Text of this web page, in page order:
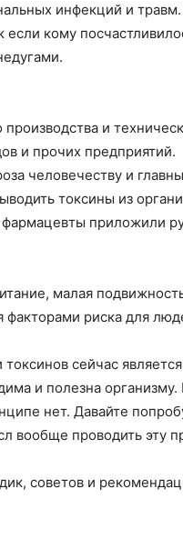
инфекций и
кому
и
и прочих предприятий.
человечеству и
токсины из
приложили
малая
риска для
сейчас
и полезна
нет. Давайте
вообще проводить эту
советов и